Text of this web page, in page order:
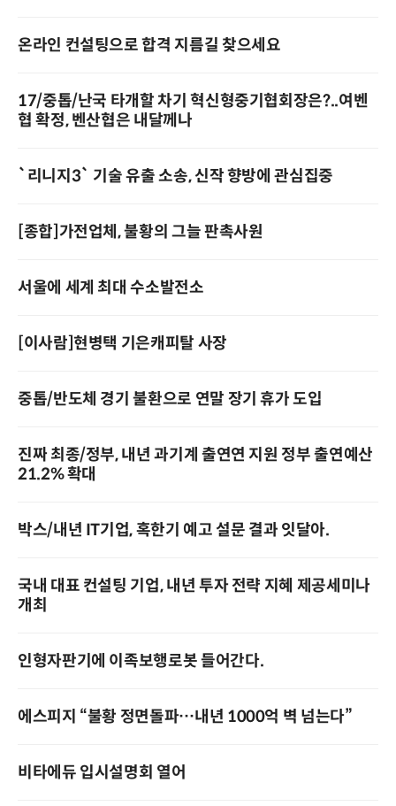
온라인 컨설팅으로 합격 지름길 찾으세요
17/중톱/난국 타개할 차기 혁신형중기협회장은?..여벤
협 확정, 벤산협은 내달께나
`리니지3` 기술 유출 소송, 신작 향방에 관심집중
[종합]가전업체, 불황의 그늘 판촉사원
서울에 세계 최대 수소발전소
[이사람]현병택 기은캐피탈 사장
중톱/반도체 경기 불환으로 연말 장기 휴가 도입
진짜 최종/정부, 내년 과기계 출연연 지원 정부 출연예산
21.2% 확대
박스/내년 IT기업, 혹한기 예고 설문 결과 잇달아.
국내 대표 컨설팅 기업, 내년 투자 전략 지혜 제공세미나
개최
인형자판기에 이족보행로봇 들어간다.
에스피지 “불황 정면돌파…내년 1000억 벽 넘는다”
비타에듀 입시설명회 열어